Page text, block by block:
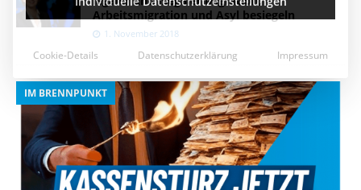
Arbeitsmigration und Asyl besiegeln
1. November 2018
IM BRENNPUNKT